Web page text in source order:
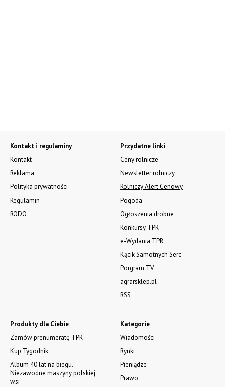
Kontakt i regulaminy
Kontakt
Reklama
Polityka prywatności
Regulamin
RODO
Kategorie
Wiadomości
Rynki
Pieniądze
Prawo
Produkty dla Ciebie
Zamów prenumeratę TPR
Kup Tygodnik
Album 40 lat na biegu.
Niezawodne maszyny polskiej
wsi
Przydatne linki
Ceny rolnicze
Newsletter rolniczy
Rolniczy Alert Cenowy
Pogoda
Ogłoszenia drobne
Konkursy TPR
e-Wydania TPR
Kącik Samotnych Serc
Porgram TV
agrarsklep.pl
RSS